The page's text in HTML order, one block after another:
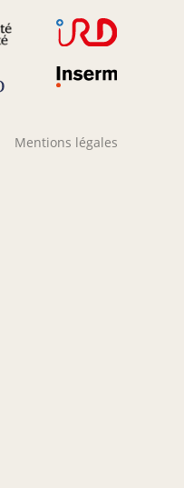
Mentions légales